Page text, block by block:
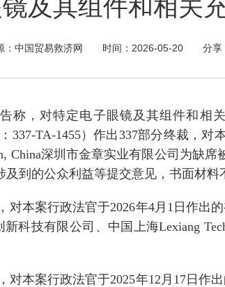
及其组件和相关
：中国贸易救济网 时间：2026-05-20 分享
称 ，对特定电子眼镜及其组件和相
337-TA-1455）作出337部分终裁 ， 对
China深圳市金章实业有限公司 为缺席
到的公众利益等提交意见，书面材料
， 对本案行政法官于2026年4月 1 日作出
新科技有限公司 、 中国上海Lexiang
， 对本案行政法官于2025年12 月 17日作